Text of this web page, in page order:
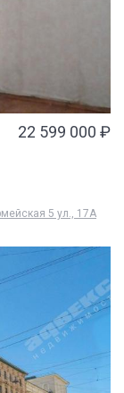
22 599 000 ₽
5 ул., 17А